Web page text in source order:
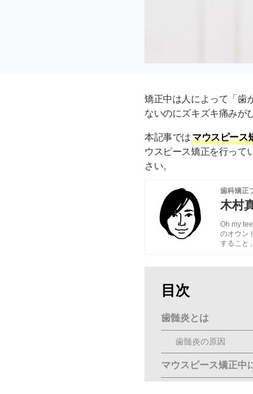
矯正中は人によって「歯
ないのにズキズキ痛みが
本記事では マウスピース
ウスピース矯正を行って
さい。
歯科矯正
木村
Oh my
のオウン
すること
目次
歯髄炎とは
歯髄炎の原因
マウスピース矯正中